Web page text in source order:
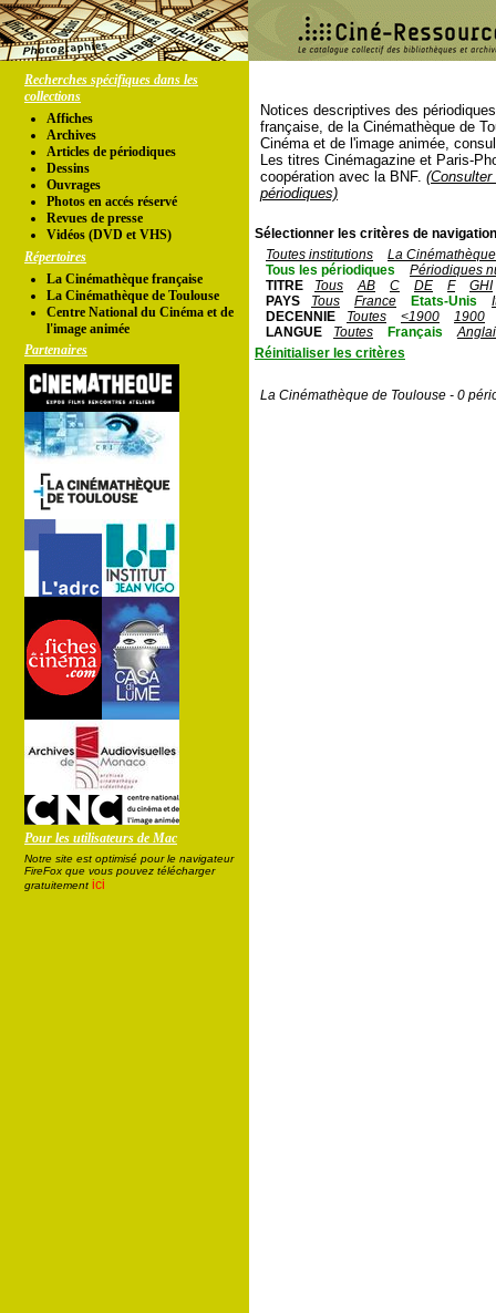
Recherches spécifiques dans les
collections
Affiches
Archives
Articles de périodiques
Dessins
Ouvrages
Photos en accés réservé
Revues de presse
Vidéos (DVD et VHS)
Répertoires
La Cinémathèque française
La Cinémathèque de Toulouse
Centre National du Cinéma et de
l'image animée
Partenaires
Pour les utilisateurs de Mac
Notre site est optimisé pour le navigateur
FireFox que vous pouvez télécharger
gratuitement ici
Notices descriptives des
française, de la Cinémathèque de
Cinéma et de l'image animée,
Les titres Cinémagazine et Paris-
coopération avec la BNF.
périodiques)
Sélectionner les critères de
Toutes institutions
La
Tous les périodiques
Périodiques
TITRE
Tous AB C DE F
GHI
PAYS
Tous France Etats-Unis
DECENNIE
Toutes <1900
1900
LANGUE
Toutes Français
Réinitialiser les critères
La Cinémathèque de Toulouse - 0